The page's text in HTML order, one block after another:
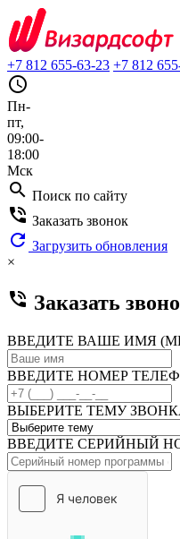
+7 812 655-63-23 +7 812
query_builder
Пн-
пт,
09:00-
18:00
Мск
search Поиск по сайту
phone_in_talk Заказать звонок
refresh Загрузить обновления
×
phone_in_talk Заказать
ВВЕДИТЕ ВАШЕ ИМЯ
ВВЕДИТЕ НОМЕР
ВЫБЕРИТЕ ТЕМУ
ВВЕДИТЕ СЕРИЙНЫЙ